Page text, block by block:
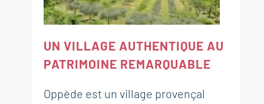
UN VILLAGE AUTHENTIQUE AU
PATRIMOINE REMARQUABLE
Oppède est un village provençal